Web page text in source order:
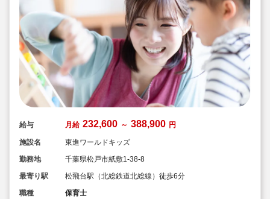
給与 月給 232,600 ～ 388,900 円
施設名
東進ワールドキッズ
勤務地
千葉県松戸市紙敷1-38-8
最寄り駅
松飛台駅（北総鉄道北総線）徒歩6分
職種
保育士